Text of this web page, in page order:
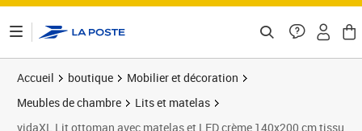
Accueil boutique
Mobilier et décoration
Meubles de chambre
Lits et matelas
vidaXL Lit ottoman avec matelas et LED crème 140x200 cm tissu